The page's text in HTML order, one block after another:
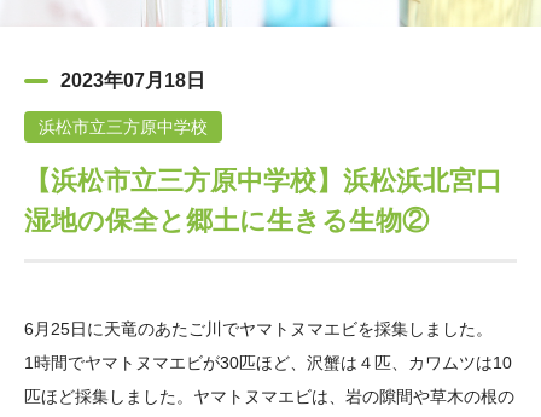
設立趣意書
沿革 40年史デジタルブック
中谷財団40年史
役員・評議員 公開情報
年報一覧 中谷財団レポート
中谷財団事業紹介
神戸賞 長期大型研究助成
大学院生奨学金
国際学生交流プログラ
ム
中谷財団動画紹介
その他情報
アクセス よくあるご質問
日本語 English
2023年07月18日
浜松市立三方原中学校
【浜松市立三方原中学校】浜松浜北宮口
湿地の保全と郷土に生きる生物②
6月25日に天竜のあたご川でヤマトヌマエビを採集しました。
1時間でヤマトヌマエビが30匹ほど、沢蟹は４匹、カワムツは10
匹ほど採集しました。ヤマトヌマエビは、岩の隙間や草木の根の